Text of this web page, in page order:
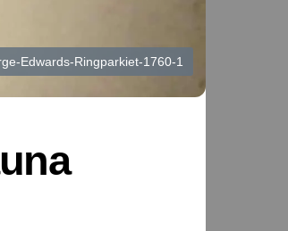
Edwards-Ringparkiet-1760-1